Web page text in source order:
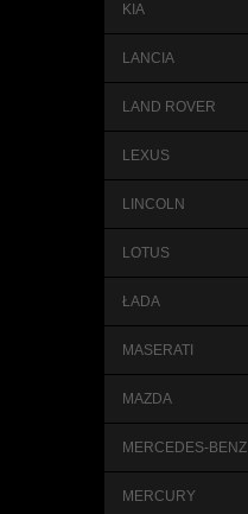
KIA
LANCIA
LAND ROVER
LEXUS
LINCOLN
LOTUS
ŁADA
MASERATI
MAZDA
MERCEDES-BENZ
MERCURY